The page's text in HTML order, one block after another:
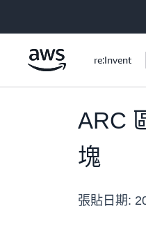
re:Invent
ARC
塊
張貼日期: